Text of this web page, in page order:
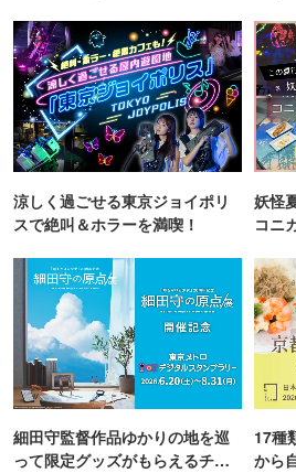
涼しく過ごせる東京ジョイポリ
スで絶叫＆ホラーを満喫！
妖怪
コニ
細田守監督作品ゆかりの地を巡
って限定グッズがもらえるチャ
17種
から